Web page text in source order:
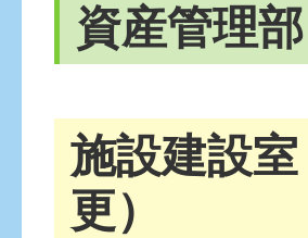
資産管理部
施設建設
更）